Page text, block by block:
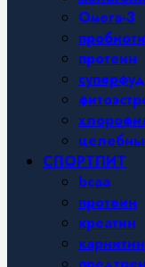
Омега-3
протеин
СПОРТПИТ
bcaa
протеин
креатин
карнитин